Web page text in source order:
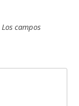
Los campos